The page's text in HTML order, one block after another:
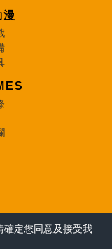
確定您同意及接受我